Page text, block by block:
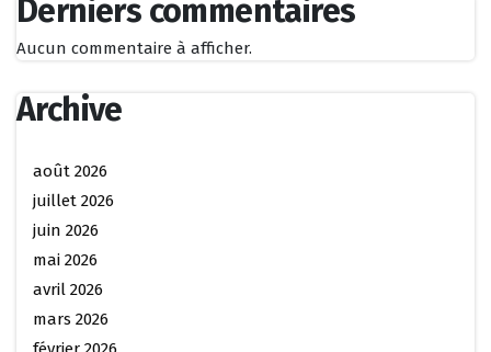
Derniers commentaires
Aucun commentaire à afficher.
Archive
août 2026
juillet 2026
juin 2026
mai 2026
avril 2026
mars 2026